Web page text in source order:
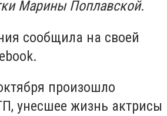
Марины Поплавской.
сообщила на своей
произошло
унесшее жизнь актрисы